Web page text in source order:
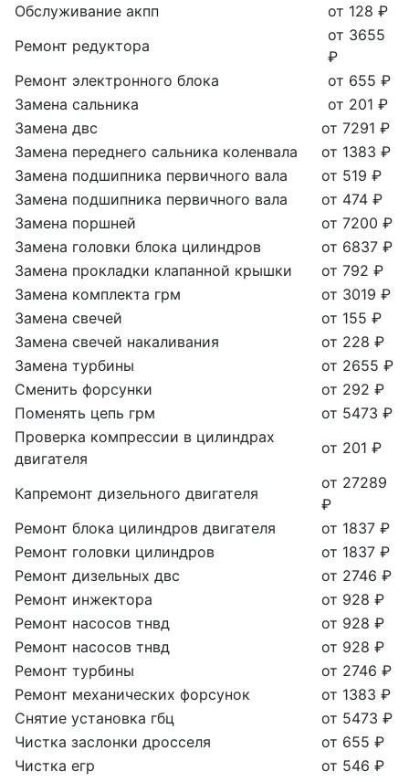
Обслуживание акпп
от 128 ₽
Ремонт редуктора
от 3655
₽
Ремонт электронного блока
от 655 ₽
Замена сальника
от 201 ₽
Замена двс
от 7291 ₽
Замена переднего сальника коленвала
от 1383 ₽
Замена подшипника первичного вала
от 519 ₽
Замена подшипника первичного вала
от 474 ₽
Замена поршней
от 7200 ₽
Замена головки блока цилиндров
от 6837 ₽
Замена прокладки клапанной крышки
от 792 ₽
Замена комплекта грм
от 3019 ₽
Замена свечей
от 155 ₽
Замена свечей накаливания
от 228 ₽
Замена турбины
от 2655 ₽
Сменить форсунки
от 292 ₽
Поменять цепь грм
от 5473 ₽
Проверка компрессии в цилиндрах
двигателя
от 201 ₽
Капремонт дизельного двигателя
от 27289
₽
Ремонт блока цилиндров двигателя
от 1837 ₽
Ремонт головки цилиндров
от 1837 ₽
Ремонт дизельных двс
от 2746 ₽
Ремонт инжектора
от 928 ₽
Ремонт насосов тнвд
от 928 ₽
Ремонт насосов тнвд
от 928 ₽
Ремонт турбины
от 2746 ₽
Ремонт механических форсунок
от 1383 ₽
Снятие установка гбц
от 5473 ₽
Чистка заслонки дросселя
от 655 ₽
Чистка егр
от 546 ₽